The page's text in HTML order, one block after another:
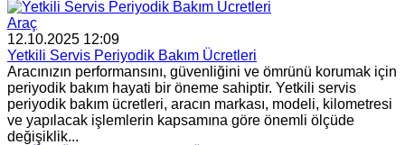
Araç
12.10.2025 12:09
Yetkili Servis Periyodik Bakım Ücretleri
Aracınızın performansını, güvenliğini ve ömrünü korumak için
periyodik bakım hayati bir öneme sahiptir. Yetkili servis
periyodik bakım ücretleri, aracın markası, modeli, kilometresi
ve yapılacak işlemlerin kapsamına göre önemli ölçüde
değişiklik...